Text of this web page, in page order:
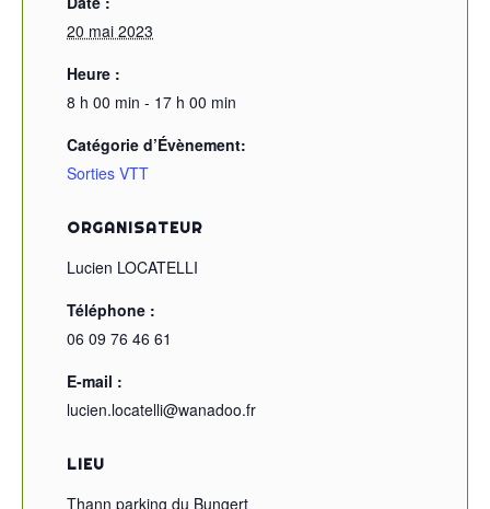
20 mai 2023
Heure :
8 h 00 min - 17 h 00 min
Catégorie d’Évènement:
Sorties VTT
LIEU
Thann parking du Bungert
ORGANISATEUR
Lucien LOCATELLI
Téléphone :
06 09 76 46 61
E-mail :
lucien.locatelli@wanadoo.fr